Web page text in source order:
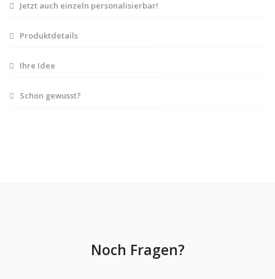
Jetzt auch einzeln personalisierbar!
Produktdetails
Ihre Idee
Schon gewusst?
Noch Fragen?